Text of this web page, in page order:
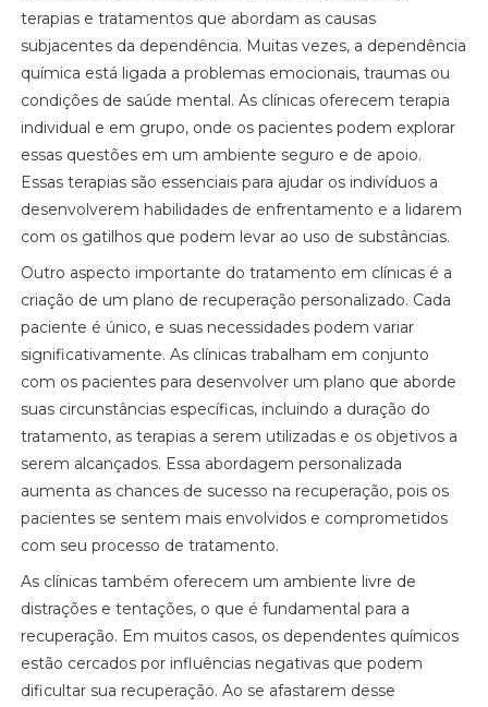
terapias e tratamentos que abordam as causas
subjacentes da dependência. Muitas vezes, a dependência
química está ligada a problemas emocionais, traumas ou
condições de saúde mental. As clínicas oferecem terapia
individual e em grupo, onde os pacientes podem explorar
essas questões em um ambiente seguro e de apoio.
Essas terapias são essenciais para ajudar os indivíduos a
desenvolverem habilidades de enfrentamento e a lidarem
com os gatilhos que podem levar ao uso de substâncias.
Outro aspecto importante do tratamento em clínicas é a
criação de um plano de recuperação personalizado. Cada
paciente é único, e suas necessidades podem variar
significativamente. As clínicas trabalham em conjunto
com os pacientes para desenvolver um plano que aborde
suas circunstâncias específicas, incluindo a duração do
tratamento, as terapias a serem utilizadas e os objetivos a
serem alcançados. Essa abordagem personalizada
aumenta as chances de sucesso na recuperação, pois os
pacientes se sentem mais envolvidos e comprometidos
com seu processo de tratamento.
As clínicas também oferecem um ambiente livre de
distrações e tentações, o que é fundamental para a
recuperação. Em muitos casos, os dependentes químicos
estão cercados por influências negativas que podem
dificultar sua recuperação. Ao se afastarem desse